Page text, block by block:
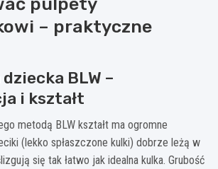
– praktyczne
BLW –
i kształt
metodą BLW kształt ma ogromne
(lekko spłaszczone kulki) dobrze leżą w
się tak łatwo jak idealna kulka. Grubość